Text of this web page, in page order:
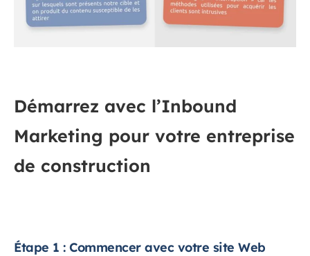
Démarrez avec l’Inbound
Marketing pour votre entreprise
de construction
Étape 1 : Commencer avec votre site Web